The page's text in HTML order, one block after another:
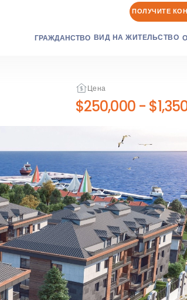
ПОЛУЧИТЕ
ГРАЖДАНСТВО ВИД НА ЖИТЕЛЬСТВО
Цена
$250,000 -